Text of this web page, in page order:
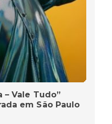
– Vale Tudo”
em São Paulo